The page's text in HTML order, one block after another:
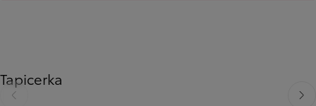
Tapicerka
Poprzedni